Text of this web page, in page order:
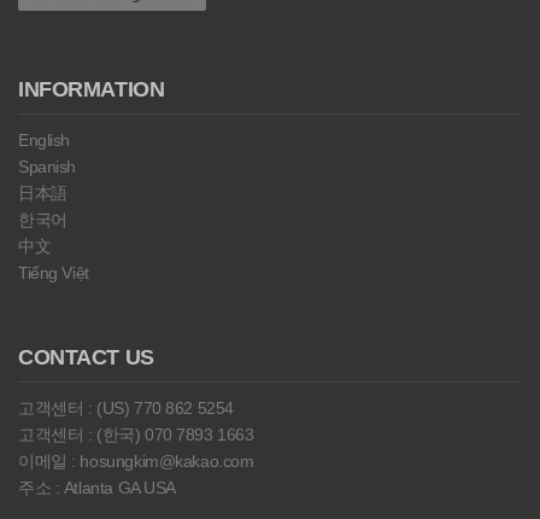
INFORMATION
English
Spanish
日本語
한국어
中文
Tiếng Việt
CONTACT US
고객센터 : (US) 770 862 5254
고객센터 : (한국) 070 7893 1663
이메일 : hosungkim@kakao.com
주소 : Atlanta GA USA